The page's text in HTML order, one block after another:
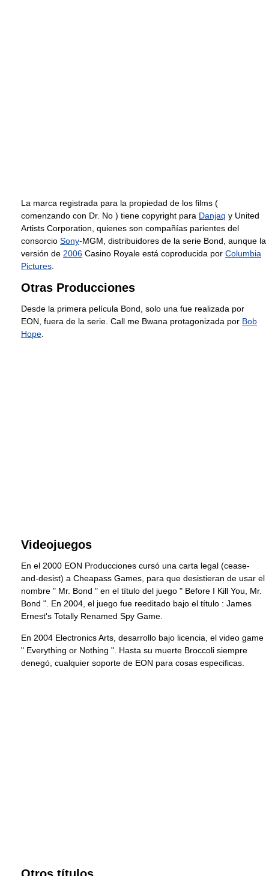
La marca registrada para la propiedad de los films (
comenzando con Dr. No ) tiene copyright para Danjaq y United
Artists Corporation, quienes son compañías parientes del
consorcio Sony-MGM, distribuidores de la serie Bond, aunque la
versión de 2006 Casino Royale está coproducida por Columbia
Pictures.
Otras Producciones
Desde la primera película Bond, solo una fue realizada por
EON, fuera de la serie. Call me Bwana protagonizada por Bob
Hope.
Videojuegos
En el 2000 EON Producciones cursó una carta legal (cease-
and-desist) a Cheapass Games, para que desistieran de usar el
nombre " Mr. Bond " en el título del juego " Before I Kill You, Mr.
Bond ". En 2004, el juego fue reeditado bajo el título : James
Ernest's Totally Renamed Spy Game.
En 2004 Electronics Arts, desarrollo bajo licencia, el video game
" Everything or Nothing ". Hasta su muerte Broccoli siempre
denegó, cualquier soporte de EON para cosas especificas.